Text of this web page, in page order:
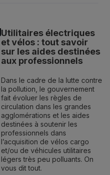
Utilitaires électriques
et vélos : tout savoir
sur les aides destinées
aux professionnels
Dans le cadre de la lutte contre
la pollution, le gouvernement
fait évoluer les règles de
circulation dans les grandes
agglomérations et les aides
destinées à soutenir les
professionnels dans
l’acquisition de vélos cargo
et/ou de véhicules utilitaires
légers très peu polluants. On
vous dit tout.